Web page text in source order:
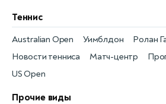
Теннис
Новости тенниса
Australian Open
Матч-центр
Уимблдон
Ролан
US Open
Прочие виды